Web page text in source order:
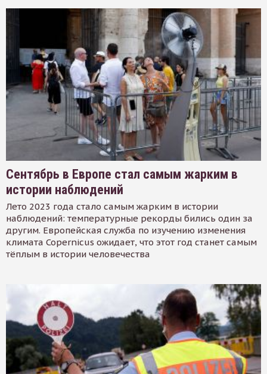
Сентябрь в Европе стал самым жарким в
истории наблюдений
Лето 2023 года стало самым жарким в истории
наблюдений: температурные рекорды бились один за
другим. Европейская служба по изучению изменения
климата Copernicus ожидает, что этот год станет самым
тёплым в истории человечества